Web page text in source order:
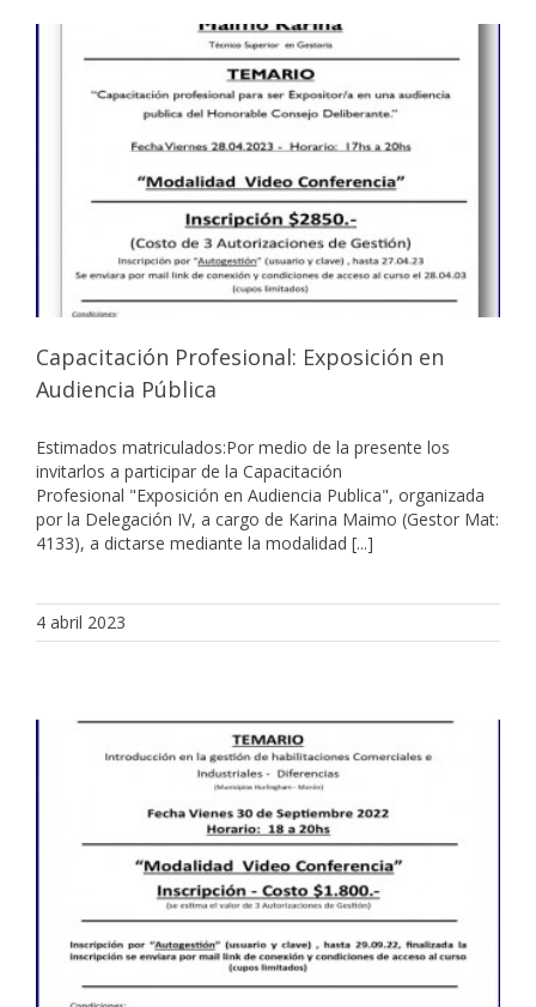
Capacitación Profesional: Exposición en
Audiencia Pública
Estimados matriculados:Por medio de la presente los
invitarlos a participar de la Capacitación
Profesional "Exposición en Audiencia Publica", organizada
por la Delegación IV, a cargo de Karina Maimo (Gestor Mat:
4133), a dictarse mediante la modalidad [...]
4 abril 2023